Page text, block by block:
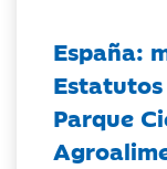
España:
Parque